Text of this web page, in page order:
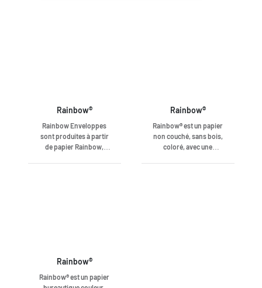
Rainbow®
Rainbow Enveloppes
sont produites à partir
de papier Rainbow,
Rainbow®
Rainbow® est un papier
non couché, sans bois,
coloré, avec une
Rainbow®
Rainbow® est un papier